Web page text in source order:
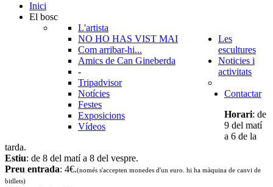
Inici
El bosc
L'artista
NO HO HAS VIST MAI
Com arribar-hi...
Amics de Can Gineberda
-
Tripadvisor
Les
escultures
Noticies i
activitats
Notícies
Festes
Exposicions
Vídeos
Contactar
Horari: de
9 del matí
a 6 de la
tarda.
Estiu: de 8 del matí a 8 del vespre.
Preu entrada: 4€.(només s'accepten monedes d'un euro. hi ha màquina de canvi de
bitllets)